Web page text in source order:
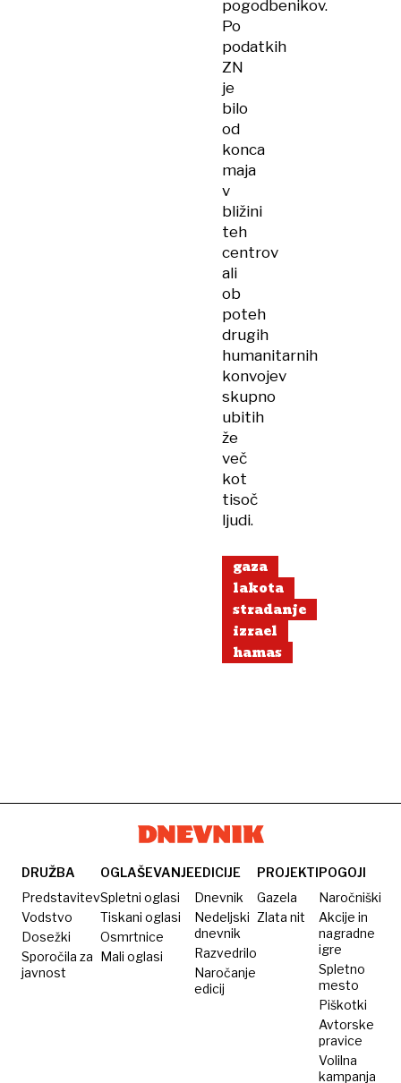
pogodbenikov.
Po
podatkih
ZN
je
bilo
od
konca
maja
v
bližini
teh
centrov
ali
ob
poteh
drugih
humanitarnih
konvojev
skupno
ubitih
že
več
kot
tisoč
ljudi.
gaza
lakota
stradanje
izrael
hamas
DRUŽBA
Predstavitev
Vodstvo
Dosežki
Sporočila za
javnost
OGLAŠEVANJE
Spletni oglasi
Tiskani oglasi
Osmrtnice
Mali oglasi
EDICIJE
Dnevnik
Nedeljski
dnevnik
Razvedrilo
Naročanje
edicij
PROJEKTI
Gazela
Zlata nit
POGOJI
Naročniški
Akcije in
nagradne
igre
Spletno
mesto
Piškotki
Avtorske
pravice
Volilna
kampanja